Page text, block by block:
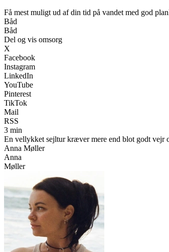
Få mest muligt ud af din tid på vandet med god
Båd
Båd
Del og vis omsorg
X
Facebook
Instagram
LinkedIn
YouTube
Pinterest
TikTok
Mail
RSS
3 min
En vellykket sejltur kræver mere end blot godt vejr
Anna Møller
Anna
Møller